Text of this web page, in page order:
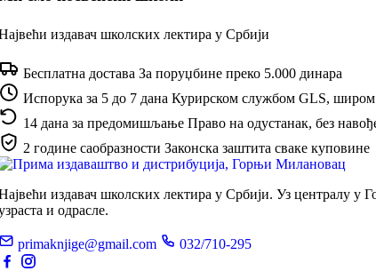
издавач школских лектира у Србији
Бесплатна достава За поруџбине преко 5.000 динара
Испорука за 5 до 7 дана Курирском службом GLS, широм
14 дана за предомишљање Право на одустанак, без
2 године саобразности Законска заштита сваке куповине
издавач школских лектира у Србији. Уз централу
и одрасле.
primaknjige@gmail.com 032/710-295